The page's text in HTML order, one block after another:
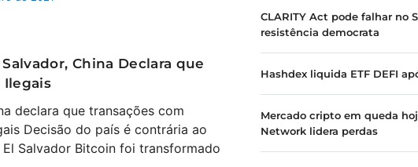
China Declara que
Ilegais
declara que transações com
Decisão do país é contrária ao
Salvador Bitcoin foi transformado
CLARITY Act pode falhar no
resistência democrata
Hashdex liquida ETF DEFI
Mercado cripto em queda
Network lidera perdas